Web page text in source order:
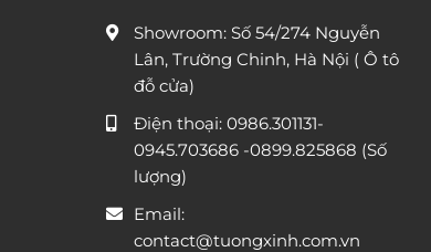
Showroom: Số 54/274 Nguyễn
Lân, Trường Chinh, Hà Nội ( Ô tô
đỗ cửa)
Điện thoại: 0986.301131-
0945.703686 -0899.825868 (Số
lượng)
Email:
contact@tuongxinh.com.vn